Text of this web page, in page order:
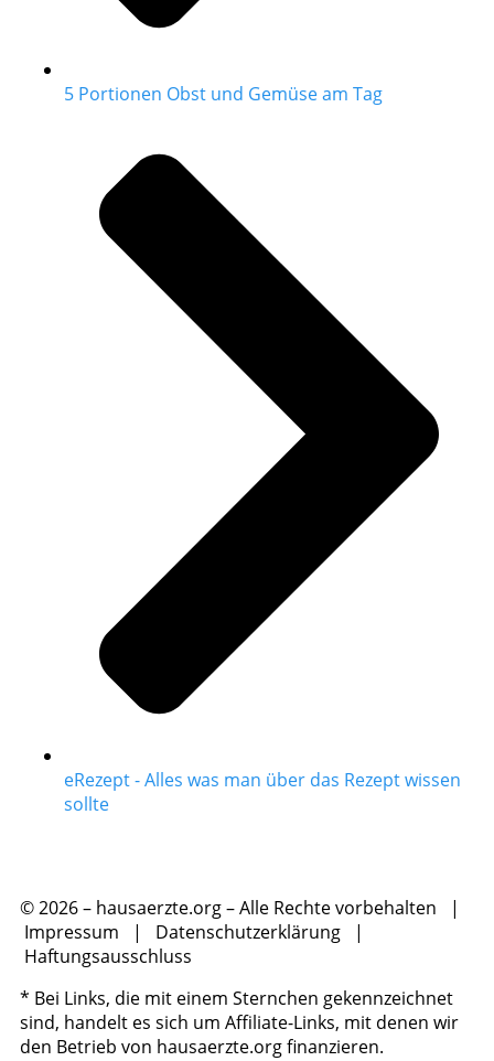
5 Portionen Obst und Gemüse am Tag
eRezept - Alles was man über das Rezept wissen
sollte
© 2026 – hausaerzte.org – Alle Rechte vorbehalten |
Impressum | Datenschutzerklärung |
Haftungsausschluss
* Bei Links, die mit einem Sternchen gekennzeichnet
sind, handelt es sich um Affiliate-Links, mit denen wir
den Betrieb von hausaerzte.org finanzieren.